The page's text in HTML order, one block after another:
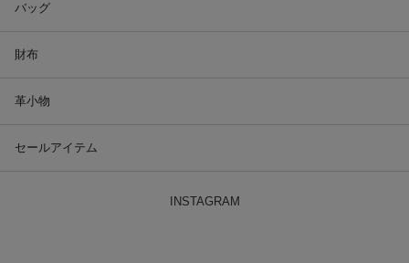
バッグ
財布
革小物
セールアイテム
INSTAGRAM